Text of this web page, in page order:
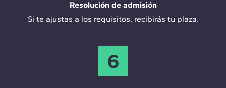
Resolución de admisión
Si te ajustas a los requisitos, recibirás tu plaza.
6